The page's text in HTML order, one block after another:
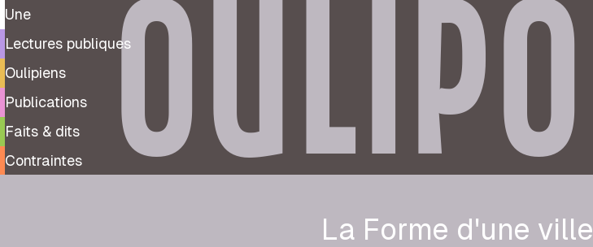
Une
Lectures publiques
Oulipiens
Publications
Faits & dits
Contraintes
OULIPO
La Forme d'une ville